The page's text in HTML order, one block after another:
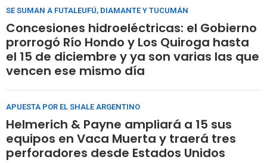
SE SUMAN A FUTALEUFÚ, DIAMANTE Y TUCUMÁN
Concesiones hidroeléctricas: el Gobierno
prorrogó Río Hondo y Los Quiroga hasta
el 15 de diciembre y ya son varias las que
vencen ese mismo día
APUESTA POR EL SHALE ARGENTINO
Helmerich & Payne ampliará a 15 sus
equipos en Vaca Muerta y traerá tres
perforadores desde Estados Unidos